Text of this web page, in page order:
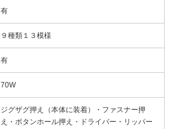
有
９種類１３模様
有
70W
ジグザグ押え（本体に装着）・ファスナー押
え・ボタンホール押え・ドライバー・リッパー